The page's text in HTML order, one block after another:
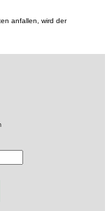
anfallen, wird der